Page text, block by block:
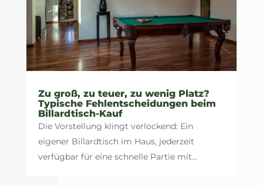
Zu groß, zu teuer, zu wenig Platz?
Typische Fehlentscheidungen beim
Billardtisch-Kauf
Die Vorstellung klingt verlockend: Ein
eigener Billardtisch im Haus, jederzeit
verfügbar für eine schnelle Partie mit...